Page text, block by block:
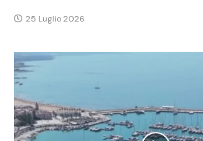
25 Luglio 2026